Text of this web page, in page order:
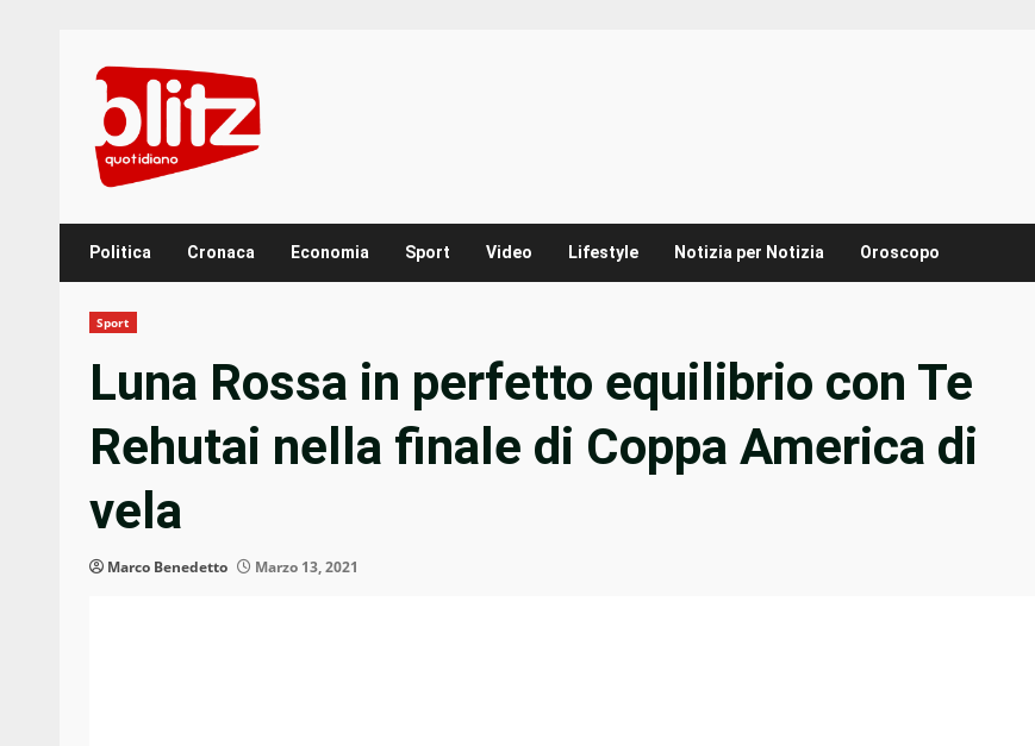
content
Politica Cronaca Economia Sport Video Lifestyle Notizia per Notizia Oroscopo
Sport
Luna Rossa in perfetto equilibrio con Te
Rehutai nella finale di Coppa America di
vela
Marco Benedetto Marzo 13, 2021